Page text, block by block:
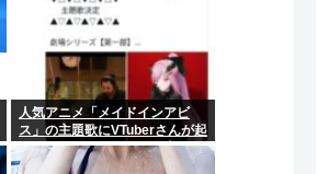
人気アニメ「メイドインアビ
ス」の主題歌にVTuberさんが起
用されてまたまたまた炎上、も
う何回目だよ…